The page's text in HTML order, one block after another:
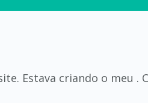
Estava criando o meu